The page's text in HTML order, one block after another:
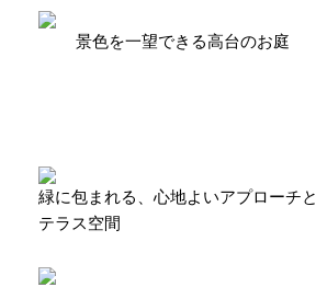
景色を一望できる高台のお庭
緑に包まれる、心地よいアプローチと
テラス空間